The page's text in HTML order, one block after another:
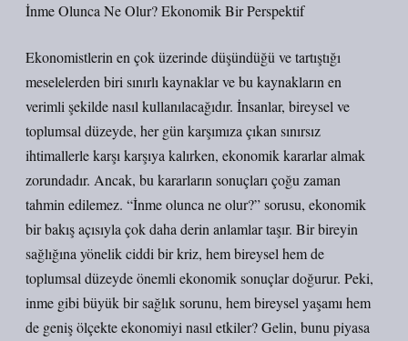
İnme Olunca Ne Olur? Ekonomik Bir Perspektif
Ekonomistlerin en çok üzerinde düşündüğü ve tartıştığı
meselelerden biri sınırlı kaynaklar ve bu kaynakların en
verimli şekilde nasıl kullanılacağıdır. İnsanlar, bireysel ve
toplumsal düzeyde, her gün karşımıza çıkan sınırsız
ihtimallerle karşı karşıya kalırken, ekonomik kararlar almak
zorundadır. Ancak, bu kararların sonuçları çoğu zaman
tahmin edilemez. “İnme olunca ne olur?” sorusu, ekonomik
bir bakış açısıyla çok daha derin anlamlar taşır. Bir bireyin
sağlığına yönelik ciddi bir kriz, hem bireysel hem de
toplumsal düzeyde önemli ekonomik sonuçlar doğurur. Peki,
inme gibi büyük bir sağlık sorunu, hem bireysel yaşamı hem
de geniş ölçekte ekonomiyi nasıl etkiler? Gelin, bunu piyasa